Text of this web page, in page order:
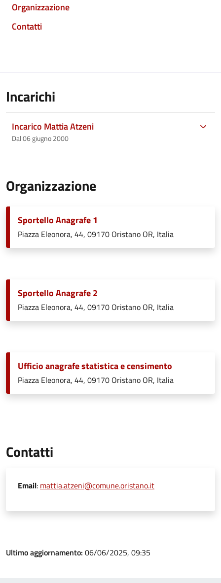
Organizzazione
Contatti
Incarichi
Incarico Mattia Atzeni
Dal 06 giugno 2000
Organizzazione
Sportello Anagrafe 1
Piazza Eleonora, 44, 09170 Oristano OR, Italia
Sportello Anagrafe 2
Piazza Eleonora, 44, 09170 Oristano OR, Italia
Ufficio anagrafe statistica e censimento
Piazza Eleonora, 44, 09170 Oristano OR, Italia
Contatti
Email: mattia.atzeni@comune.oristano.it
Ultimo aggiornamento: 06/06/2025, 09:35